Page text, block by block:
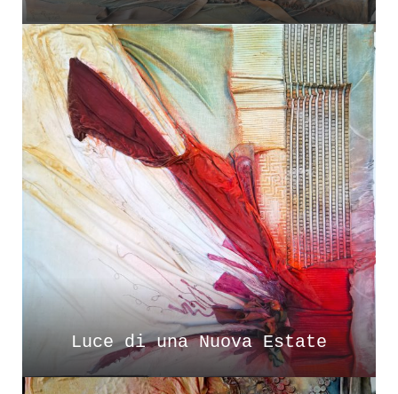
Luce di una Nuova Estate